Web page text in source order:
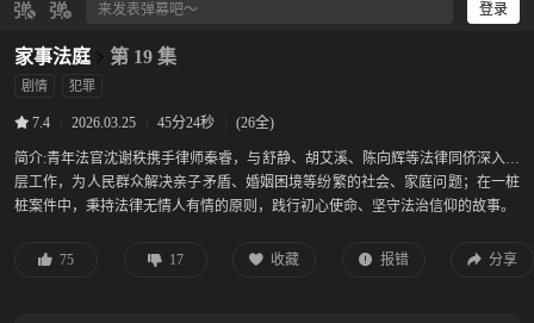
登录
家事法庭 第 19 集
剧情 犯罪
7.4 2026.03.25 45分24秒 (26全)
简介:青年法官沈谢秩携手律师秦睿，与舒静、胡艾溪、陈向辉等法律同侪深入基
层工作，为人民群众解决亲子矛盾、婚姻困境等纷繁的社会、家庭问题；在一桩
桩案件中，秉持法律无情人有情的原则，践行初心使命、坚守法治信仰的故事。
75 17 收藏 报错 分享